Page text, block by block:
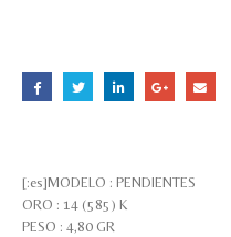
[:es]MODELO : PENDIENTES
ORO : 14 (585) K
PESO : 4,80 GR